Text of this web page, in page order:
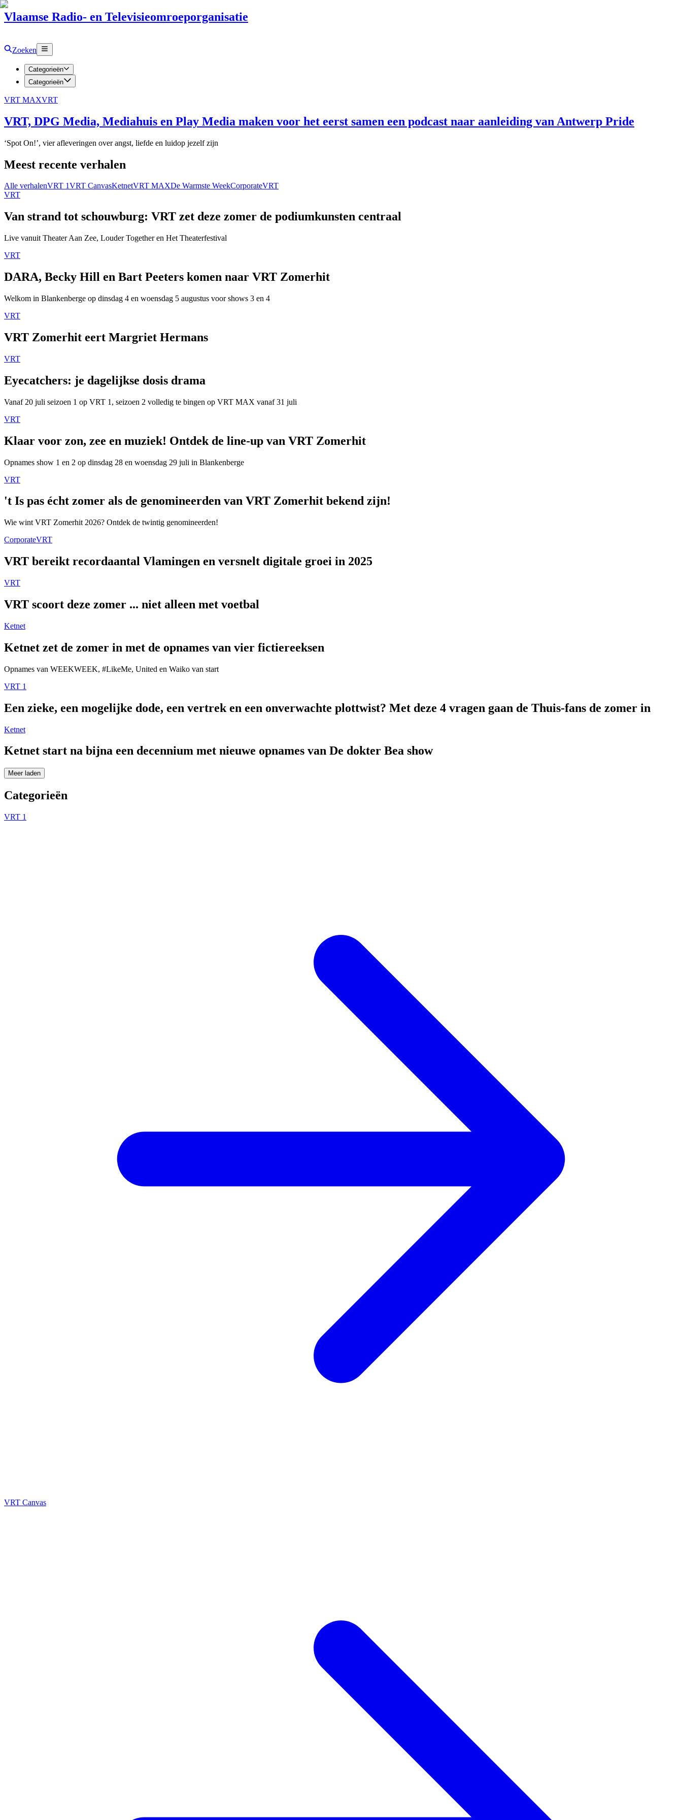
Vlaamse Radio- en Televisieomroeporganisatie
Zoeken
Categorieën
Categorieën
VRT MAXVRT
VRT, DPG Media, Mediahuis en Play Media maken voor het eerst samen een podcast naar aanleiding van Antwerp Pride
‘Spot On!’, vier afleveringen over angst, liefde en luidop jezelf zijn
Meest recente verhalen
Alle verhalenVRT 1VRT CanvasKetnetVRT MAXDe Warmste WeekCorporateVRT
VRT
Van strand tot schouwburg: VRT zet deze zomer de podiumkunsten centraal
Live vanuit Theater Aan Zee, Louder Together en Het Theaterfestival
VRT
DARA, Becky Hill en Bart Peeters komen naar VRT Zomerhit
Welkom in Blankenberge op dinsdag 4 en woensdag 5 augustus voor shows 3 en 4
VRT
VRT Zomerhit eert Margriet Hermans
VRT
Eyecatchers: je dagelijkse dosis drama
Vanaf 20 juli seizoen 1 op VRT 1, seizoen 2 volledig te bingen op VRT MAX vanaf 31 juli
VRT
Klaar voor zon, zee en muziek! Ontdek de line-up van VRT Zomerhit
Opnames show 1 en 2 op dinsdag 28 en woensdag 29 juli in Blankenberge
VRT
't Is pas écht zomer als de genomineerden van VRT Zomerhit bekend zijn!
Wie wint VRT Zomerhit 2026? Ontdek de twintig genomineerden!
CorporateVRT
VRT bereikt recordaantal Vlamingen en versnelt digitale groei in 2025
VRT
VRT scoort deze zomer ... niet alleen met voetbal
Ketnet
Ketnet zet de zomer in met de opnames van vier fictiereeksen
Opnames van WEEKWEEK, #LikeMe, United en Waiko van start
VRT 1
Een zieke, een mogelijke dode, een vertrek en een onverwachte plottwist? Met deze 4 vragen gaan de Thuis-fans de zomer in
Ketnet
Ketnet start na bijna een decennium met nieuwe opnames van De dokter Bea show
Meer laden
Categorieën
VRT 1
VRT Canvas